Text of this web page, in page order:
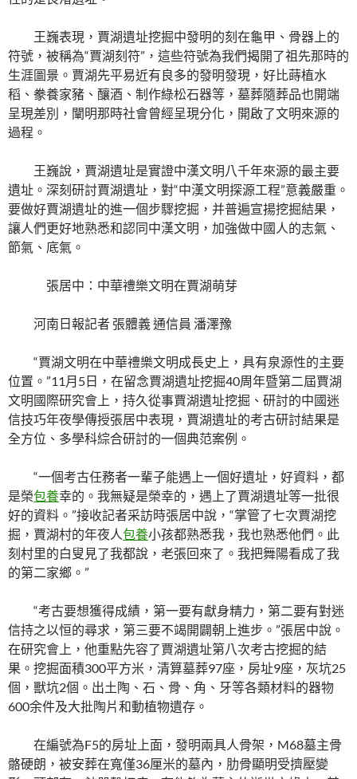
王巍表現，賈湖遺址挖掘中發明的刻在龜甲、骨器上的
符號，被稱為“賈湖刻符”，這些符號為我們揭開了祖先那時的
生涯圖景。賈湖先平易近有良多的發明發現，好比蒔植水
稻、豢養家豬、釀酒、制作綠松石器等，墓葬隨葬品也開端
呈現差別，闡明那時社會曾經呈現分化，開啟了文明來源的
過程。
王巍說，賈湖遺址是實證中漢文明八千年來源的最主要
遺址。深刻研討賈湖遺址，對“中漢文明探源工程”意義嚴重。
要做好賈湖遺址的進一個步驟挖掘，并普遍宣揚挖掘結果，
讓人們更好地熟悉和認同中漢文明，加強做中國人的志氣、
節氣、底氣。
張居中：中華禮樂文明在賈湖萌芽
河南日報記者 張體義 通信員 潘澤豫
“賈湖文明在中華禮樂文明成長史上，具有泉源性的主要
位置。”11月5日，在留念賈湖遺址挖掘40周年暨第二屆賈湖
文明國際研究會上，持久從事賈湖遺址挖掘、研討的中國迷
信技巧年夜學傳授張居中表現，賈湖遺址的考古研討結果是
全方位、多學科綜合研討的一個典范案例。
“一個考古任務者一輩子能遇上一個好遺址，好資料，都
是榮包養幸的。我無疑是榮幸的，遇上了賈湖遺址等一批很
好的資料。”接收記者采訪時張居中說，“掌管了七次賈湖挖
掘，賈湖村的年夜人包養小孩都熟悉我，我也熟悉他們。此
刻村里的白叟見了我都說，老張回來了。我把舞陽看成了我
的第二家鄉。”
“考古要想獲得成績，第一要有獻身精力，第二要有對迷
信持之以恒的尋求，第三要不竭開闢朝上進步。”張居中說。
在研究會上，他重點先容了賈湖遺址第八次考古挖掘的結
果。挖掘面積300平方米，清算墓葬97座，房址9座，灰坑25
個，獸坑2個。出土陶、石、骨、角、牙等各類材料的器物
600余件及大批陶片和動植物遺存。
在編號為F5的房址上面，發明兩具人骨架，M68墓主骨
骼硬朗，被安葬在寬僅36厘米的墓內，肋骨顯明受擠壓變